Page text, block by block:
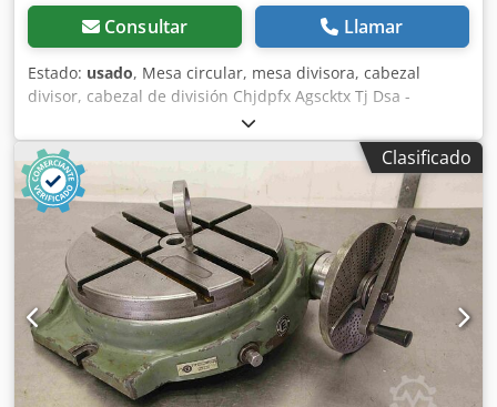
Consultar Llamar
Estado: usado, Mesa circular, mesa divisora, cabezal
divisor, cabezal de división Chjdpfx Agscktx Tj Dsa -
Superficie de montaje: Ø 500 mm -Altura: 120 mm -Ranura:
mm -Dimensiones: 660/680/A120 mm -Peso: 129 kg
Clasificado